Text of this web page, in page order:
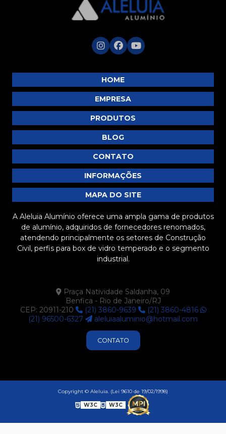
HOME
EMPRESA
PRODUTOS
BLOG
CONTATO
INFORMAÇÕES
MAPA DO SITE
A Aleluia Alumínio oferece uma ampla gama de produtos
de alumínio, adquiridos de fornecedores renomados,
atendendo principalmente os setores de Construção
Civil, perfis para box de vidro temperado e o segmento
industrial.
Praça Natividade Saldanha, 09
Benfica - Rio de Janeiro/RJ
CEP: 20911-210
(21) 3860-9639
(21) 3860-4816
(21) 96500-6327
aleluiaaluminio@hotmail.com
CONTATO
Copyright © Aleluia. (Lei 9610 de 19/02/1998)
W3C W3C